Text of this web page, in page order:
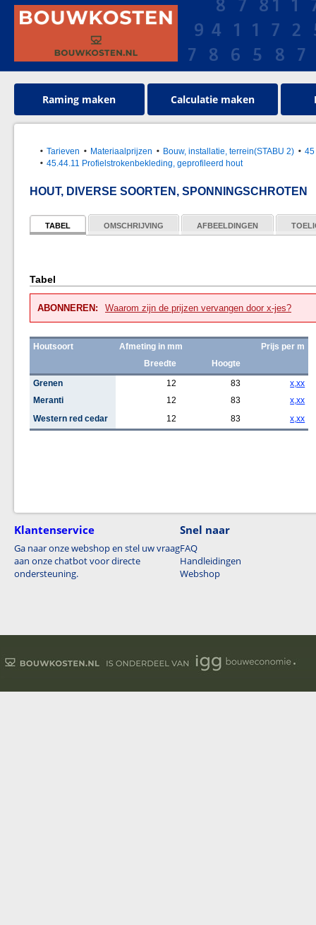
Raming maken Calculatie maken
Tarieven Materiaalprijzen Bouw, installatie, terrein(STABU 2)
45
45.44.11 Profielstrokenbekleding, geprofileerd hout
HOUT, DIVERSE SOORTEN, SPONNINGSCHROTEN
TABEL OMSCHRIJVING AFBEELDINGEN
Tabel
ABONNEREN: Waarom zijn de prijzen vervangen door x-jes?
Houtsoort Afmeting in mm
Prijs per m
Breedte
Hoogte
Grenen
12 83
x,xx
Meranti
12 83
x,xx
Western red cedar
12 83 x,xx
Klantenservice
Ga naar onze webshop en stel uw vraag
aan onze chatbot voor directe
ondersteuning.
Snel naar
FAQ
Handleidingen
Webshop